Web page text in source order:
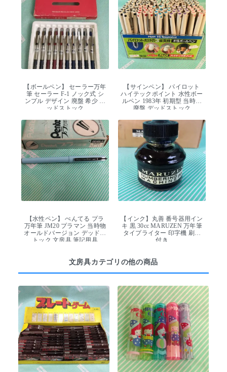
【ボールペン】 セーラー万年
筆 セーラー F-1 ノック式 シ
ンプル デザイン 廃盤 希少 デ
ッドストック
【サインペン】 パイロット
ハイテックポイント 水性ボー
ルペン 1983年 初期型 当時物
廃盤 デッドストック
【水性ペン】 ぺんてる プラ
万年筆 JM20 プラマン 当時物
オールドバージョン デッドス
トック 文房具 筆記用具
【インク】丸善 番号器用イン
キ 黒 30cc MARUZEN 万年筆
タイプライター 印字機 刷毛
付き
文房具カテゴリの他の商品